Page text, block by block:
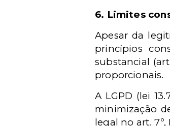
6. Limites
Apesar da
princípios
substancial
proporcionais.
A LGPD (lei
minimização
legal no art.